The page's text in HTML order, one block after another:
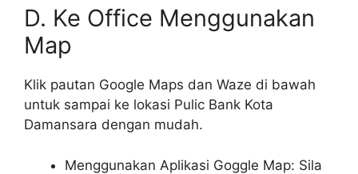
D. Ke Office Menggunakan
Map
Klik pautan Google Maps dan Waze di bawah
untuk sampai ke lokasi Pulic Bank Kota
Damansara dengan mudah.
Menggunakan Aplikasi Goggle Map: Sila